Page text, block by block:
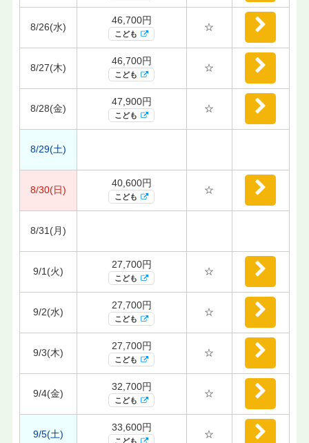
8/26(水)
46,700円
こども
☆
8/27(木)
46,700円
こども
☆
8/28(金)
47,900円
こども
☆
8/29(土)
8/30(日)
40,600円
こども
☆
8/31(月)
9/1(火)
27,700円
こども
☆
9/2(水)
27,700円
こども
☆
9/3(木)
27,700円
こども
☆
9/4(金)
32,700円
こども
☆
9/5(土)
33,600円
こども
☆